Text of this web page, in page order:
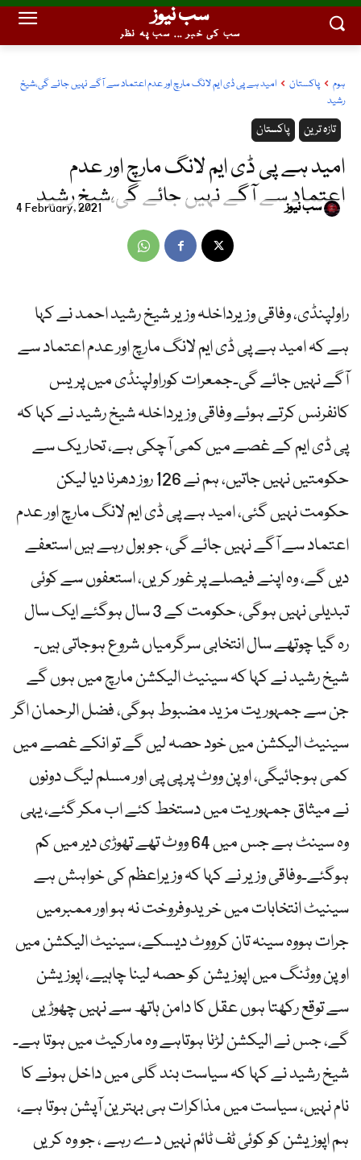
سب نیوز
سب کی خبر ... سب پہ نظر
ہوم پاکستان
امید ہے پی ڈی ایم لانگ مارچ اور عدم اعتماد سے آگے نہیں جائے گی،شیخ
رشید
پاکستان تازہ ترین
امید ہے پی ڈی ایم لانگ مارچ اور عدم
اعتماد سے آگے نہیں جائے گی،شیخ رشید
4 February, 2021 سب نیوز
راولپنڈی، وفاقی وزیرداخلہ وزیر شیخ رشید احمد نے کہا
ہے کہ امید ہے پی ڈی ایم لانگ مارچ اور عدم اعتماد سے
آگے نہیں جائے گی۔جمعرات کوراولپنڈی میں پریس
کانفرنس کرتے ہوئے وفاقی وزیرداخلہ شیخ رشید نے کہا کہ
پی ڈی ایم کے غصے میں کمی آچکی ہے، تحاریک سے
حکومتیں نہیں جاتیں، ہم نے 126 روز دھرنا دیا لیکن
حکومت نہیں گئی، امید ہے پی ڈی ایم لانگ مارچ اور عدم
اعتماد سے آگے نہیں جائے گی، جو بول رہے ہیں استعفے
دیں گے، وہ اپنے فیصلے پر غور کریں، استعفوں سے کوئی
تبدیلی نہیں ہوگی، حکومت کے 3 سال ہوگئے ایک سال
رہ گیا چوتھے سال انتخابی سرگرمیاں شروع ہوجاتی ہیں۔
شیخ رشید نے کہا کہ سینیٹ الیکشن مارچ میں ہوں گے
جن سے جمہوریت مزید مضبوط ہوگی، فضل الرحمان اگر
سینیٹ الیکشن میں خود حصہ لیں گے تو انکے غصے میں
کمی ہوجائیگی، اوپن ووٹ پر پی پی اور مسلم لیگ دونوں
نے میثاق جمہوریت میں دستخط کئے اب مکر گئے، یہی
وہ سینٹ ہے جس میں 64 ووٹ تھے تھوڑی دیر میں کم
ہوگئے۔وفاقی وزیر نے کہا کہ وزیراعظم کی خواہش ہے
سینیٹ انتخابات میں خریدوفروخت نہ ہو اور ممبرمیں
جرات ہووہ سینہ تان کرووٹ دیسکے، سینیٹ الیکشن میں
اوپن ووٹنگ میں اپوزیشن کو حصہ لینا چاہیے، اپوزیشن
سے توقع رکھتا ہوں عقل کا دامن ہاتھ سے نہیں چھوڑیں
گے، جس نے الیکشن لڑنا ہوتاہے وہ مارکیٹ میں ہوتا ہے۔
شیخ رشید نے کہا کہ سیاست بند گلی میں داخل ہونے کا
نام نہیں، سیاست میں مذاکرات ہی بہترین آپشن ہوتا ہے،
ہم اپوزیشن کو کوئی ٹف ٹائم نہیں دے رہے ، جو وہ کریں